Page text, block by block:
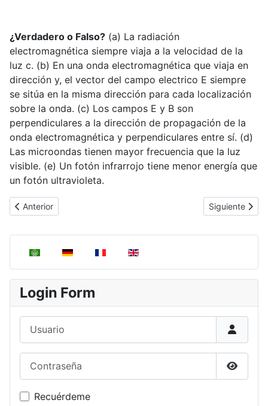
Seleccione su idioma
Login Form
Recuérdeme
¿Verdadero o Falso? (a) La radiación
electromagnética siempre viaja a la velocidad de la
luz c. (b) En una onda electromagnética que viaja en
dirección y, el vector del campo electrico E siempre
se sitúa en la misma dirección para cada localización
sobre la onda. (c) Los campos E y B son
perpendiculares a la dirección de propagación de la
onda electromagnética y perpendiculares entre sí. (d)
Las microondas tienen mayor frecuencia que la luz
visible. (e) Un fotón infrarrojo tiene menor energía que
un fotón ultravioleta.
Artículo anterior: Radiación Electromagnética
Anterior Artículo
Siguiente